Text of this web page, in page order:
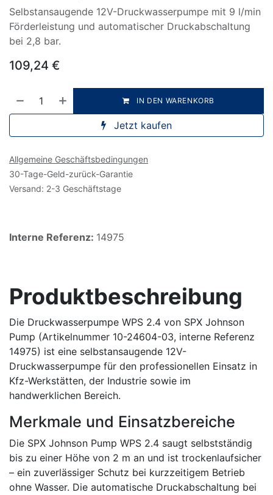
Selbstansaugende 12V-Druckwasserpumpe mit 9 l/min
Förderleistung und automatischer Druckabschaltung
bei 2,8 bar.
109,24 €
IN DEN WARENKORB
Jetzt kaufen
Allgemeine Geschäftsbedingungen
30-Tage-Geld-zurück-Garantie
Versand: 2-3 Geschäftstage
Interne Referenz: 14975
Produktbeschreibung
Die Druckwasserpumpe WPS 2.4 von SPX Johnson
Pump (Artikelnummer 10-24604-03, interne Referenz
14975) ist eine selbstansaugende 12V-
Druckwasserpumpe für den professionellen Einsatz in
Kfz-Werkstätten, der Industrie sowie im
handwerklichen Bereich.
Merkmale und Einsatzbereiche
Die SPX Johnson Pump WPS 2.4 saugt selbstständig
bis zu einer Höhe von 2 m an und ist trockenlaufsicher
– ein zuverlässiger Schutz bei kurzzeitigem Betrieb
ohne Wasser. Die automatische Druckabschaltung bei